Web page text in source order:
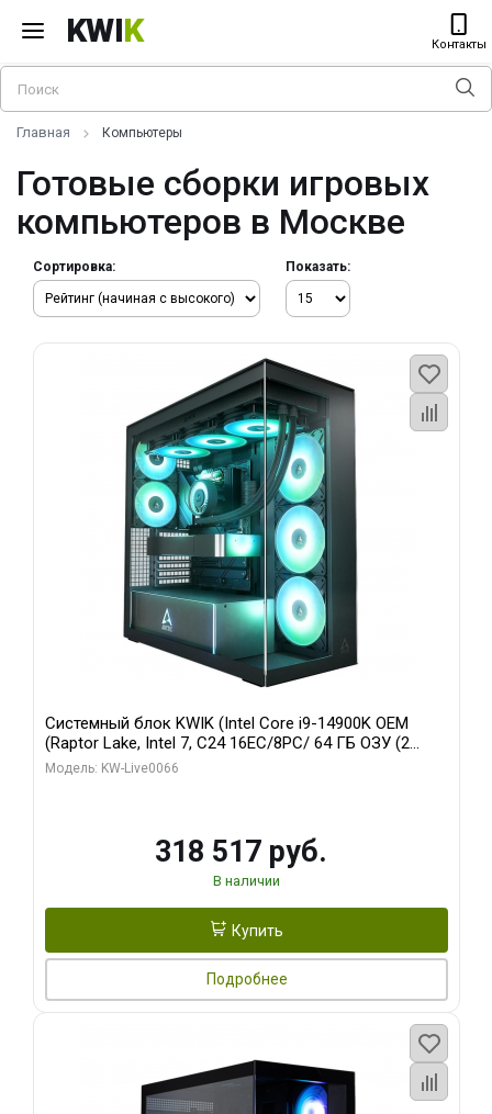
KWIK Контакты
Главная Компьютеры
Готовые сборки игровых
компьютеров в Москве
Сортировка: Показать:
Системный блок KWIK (Intel Core i9-14900K OEM
(Raptor Lake, Intel 7, C24 16EC/8PC/ 64 ГБ ОЗУ (2
модуля)/ Gigabyte RTX5080 XTREME WATERFORCE
Модель: KW-Live0066
318 517 руб.
В наличии
Купить
Подробнее